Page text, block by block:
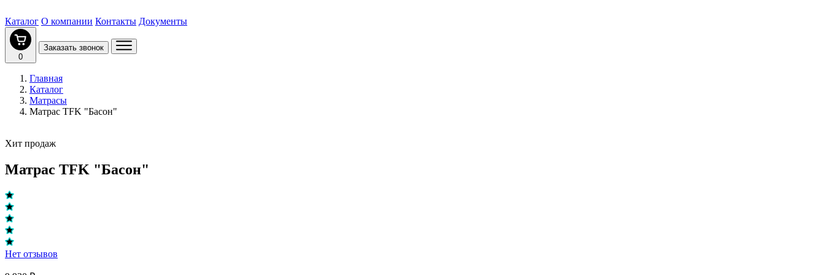
Каталог О компании Контакты Документы
0
Заказать звонок
Главная
Каталог
Матрасы
Матрас TFK "Басон"
Хит продаж
Матрас TFK "Басон"
Нет отзывов